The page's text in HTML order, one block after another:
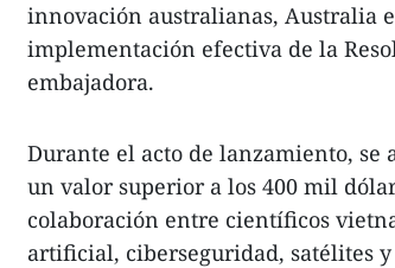
innovación australianas, Australia
implementación efectiva de la
embajadora.
Durante el acto de lanzamiento,
un valor superior a los 400 mil
colaboración entre científicos
artificial, ciberseguridad, satélites